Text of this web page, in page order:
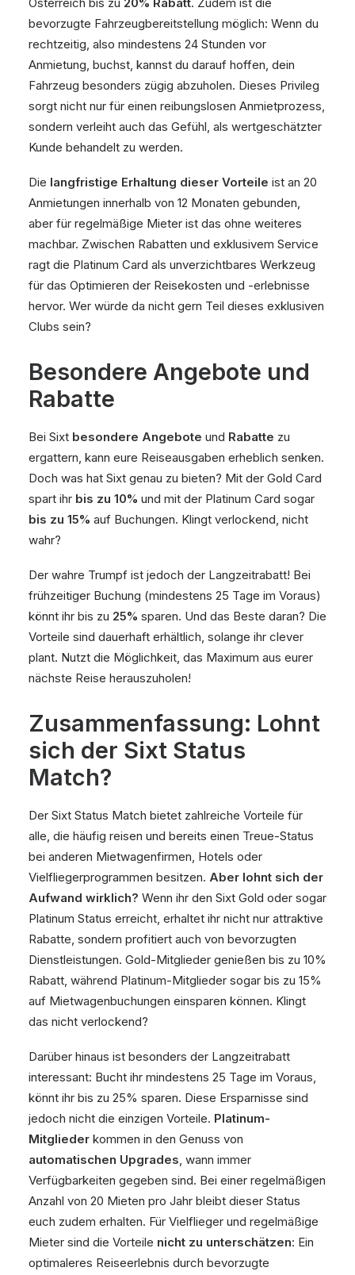
bevorzugte Fahrzeugbereitstellung möglich: Wenn du
rechtzeitig, also mindestens 24 Stunden vor
Anmietung, buchst, kannst du darauf hoffen, dein
Fahrzeug besonders zügig abzuholen. Dieses Privileg
sorgt nicht nur für einen reibungslosen Anmietprozess,
sondern verleiht auch das Gefühl, als wertgeschätzter
Kunde behandelt zu werden.
Die langfristige Erhaltung dieser Vorteile ist an 20
Anmietungen innerhalb von 12 Monaten gebunden,
aber für regelmäßige Mieter ist das ohne weiteres
machbar. Zwischen Rabatten und exklusivem Service
ragt die Platinum Card als unverzichtbares Werkzeug
für das Optimieren der Reisekosten und -erlebnisse
hervor. Wer würde da nicht gern Teil dieses exklusiven
Clubs sein?
Besondere Angebote und
Rabatte
Bei Sixt besondere Angebote und Rabatte zu
ergattern, kann eure Reiseausgaben erheblich senken.
Doch was hat Sixt genau zu bieten? Mit der Gold Card
spart ihr bis zu 10% und mit der Platinum Card sogar
bis zu 15% auf Buchungen. Klingt verlockend, nicht
wahr?
Der wahre Trumpf ist jedoch der Langzeitrabatt! Bei
frühzeitiger Buchung (mindestens 25 Tage im Voraus)
könnt ihr bis zu 25% sparen. Und das Beste daran? Die
Vorteile sind dauerhaft erhältlich, solange ihr clever
plant. Nutzt die Möglichkeit, das Maximum aus eurer
nächste Reise herauszuholen!
Zusammenfassung: Lohnt
sich der Sixt Status
Match?
Der Sixt Status Match bietet zahlreiche Vorteile für
alle, die häufig reisen und bereits einen Treue-Status
bei anderen Mietwagenfirmen, Hotels oder
Vielfliegerprogrammen besitzen. Aber lohnt sich der
Aufwand wirklich? Wenn ihr den Sixt Gold oder sogar
Platinum Status erreicht, erhaltet ihr nicht nur attraktive
Rabatte, sondern profitiert auch von bevorzugten
Dienstleistungen. Gold-Mitglieder genießen bis zu 10%
Rabatt, während Platinum-Mitglieder sogar bis zu 15%
auf Mietwagenbuchungen einsparen können. Klingt
das nicht verlockend?
Darüber hinaus ist besonders der Langzeitrabatt
interessant: Bucht ihr mindestens 25 Tage im Voraus,
könnt ihr bis zu 25% sparen. Diese Ersparnisse sind
jedoch nicht die einzigen Vorteile. Platinum-
Mitglieder kommen in den Genuss von
automatischen Upgrades, wann immer
Verfügbarkeiten gegeben sind. Bei einer regelmäßigen
Anzahl von 20 Mieten pro Jahr bleibt dieser Status
euch zudem erhalten. Für Vielflieger und regelmäßige
Mieter sind die Vorteile nicht zu unterschätzen: Ein
optimaleres Reiseerlebnis durch bevorzugte